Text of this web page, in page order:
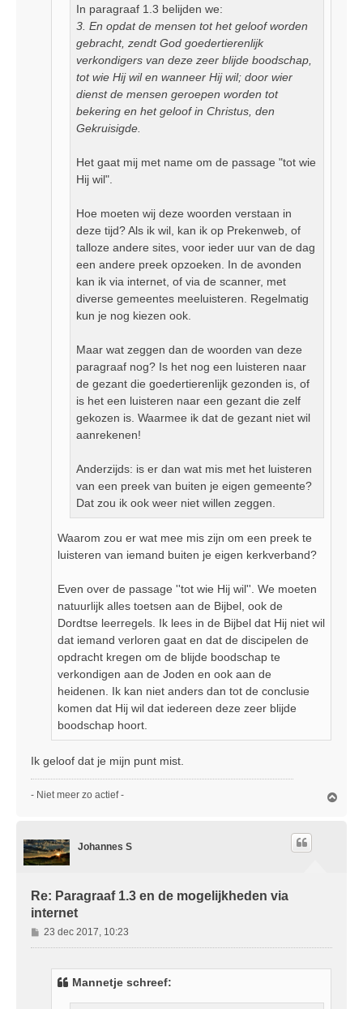
In paragraaf 1.3 belijden we:
3. En opdat de mensen tot het geloof worden
gebracht, zendt God goedertierenlijk
verkondigers van deze zeer blijde boodschap,
tot wie Hij wil en wanneer Hij wil; door wier
dienst de mensen geroepen worden tot
bekering en het geloof in Christus, den
Gekruisigde.
Het gaat mij met name om de passage "tot wie
Hij wil".
Hoe moeten wij deze woorden verstaan in
deze tijd? Als ik wil, kan ik op Prekenweb, of
talloze andere sites, voor ieder uur van de dag
een andere preek opzoeken. In de avonden
kan ik via internet, of via de scanner, met
diverse gemeentes meeluisteren. Regelmatig
kun je nog kiezen ook.
Maar wat zeggen dan de woorden van deze
paragraaf nog? Is het nog een luisteren naar
de gezant die goedertierenlijk gezonden is, of
is het een luisteren naar een gezant die zelf
gekozen is. Waarmee ik dat de gezant niet wil
aanrekenen!
Anderzijds: is er dan wat mis met het luisteren
van een preek van buiten je eigen gemeente?
Dat zou ik ook weer niet willen zeggen.
Waarom zou er wat mee mis zijn om een preek te
luisteren van iemand buiten je eigen kerkverband?
Even over de passage ''tot wie Hij wil''. We moeten
natuurlijk alles toetsen aan de Bijbel, ook de
Dordtse leerregels. Ik lees in de Bijbel dat Hij niet wil
dat iemand verloren gaat en dat de discipelen de
opdracht kregen om de blijde boodschap te
verkondigen aan de Joden en ook aan de
heidenen. Ik kan niet anders dan tot de conclusie
komen dat Hij wil dat iedereen deze zeer blijde
boodschap hoort.
Ik geloof dat je mijn punt mist.
- Niet meer zo actief -
Johannes S
Re: Paragraaf 1.3 en de mogelijkheden via
internet
B
e
23 dec 2017, 10:23
Mannetje schreef: